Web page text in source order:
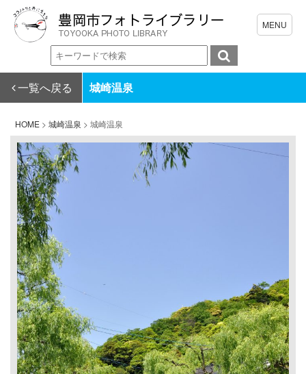
一覧へ戻る 城崎温泉
HOME > 城崎温泉 > 城崎温泉